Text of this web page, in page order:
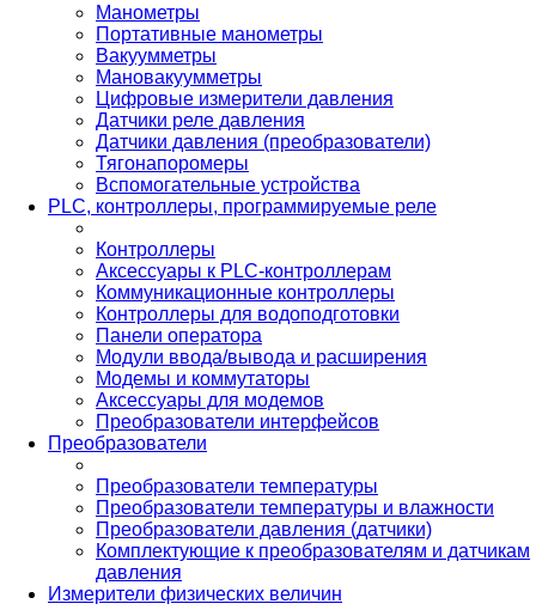
Манометры
Портативные манометры
Вакуумметры
Мановакуумметры
Цифровые измерители давления
Датчики реле давления
Датчики давления (преобразователи)
Тягонапоромеры
Вспомогательные устройства
PLС, контроллеры, программируемые реле
Контроллеры
Аксессуары к PLC-контроллерам
Коммуникационные контроллеры
Контроллеры для водоподготовки
Панели оператора
Модули ввода/вывода и расширения
Модемы и коммутаторы
Аксессуары для модемов
Преобразователи интерфейсов
Преобразователи
Преобразователи температуры
Преобразователи температуры и влажности
Преобразователи давления (датчики)
Комплектующие к преобразователям и датчикам
давления
Измерители физических величин